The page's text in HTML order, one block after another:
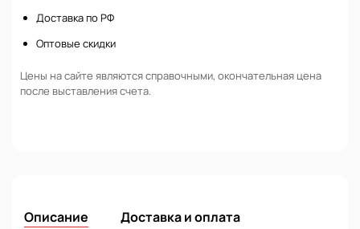
Доставка по РФ
Оптовые скидки
Цены на сайте являются справочными, окончательная цена
после выставления счета.
Описание Доставка и оплата